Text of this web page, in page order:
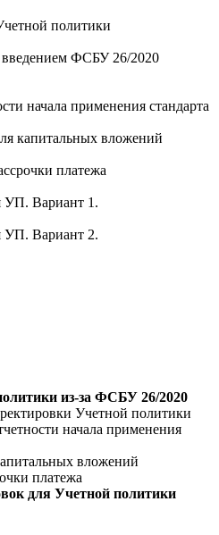
политики
ФСБУ 26/2020
начала применения стандарта
капитальных вложений
платежа
УП. Вариант 1.
УП. Вариант 2.
из-за ФСБУ 26/2020
Учетной политики
начала применения
вложений
платежа
для Учетной политики